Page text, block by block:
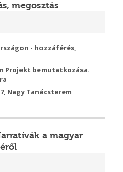
megosztás
- hozzáférés,
Projekt bemutatkozása.
Nagy Tanácsterem
a magyar